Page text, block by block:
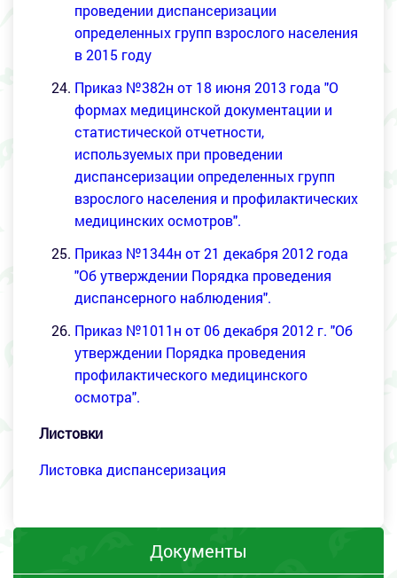
проведении диспансеризации
определенных групп взрослого населения
в 2015 году
Приказ №382н от 18 июня 2013 года "О
формах медицинской документации и
статистической отчетности,
используемых при проведении
диспансеризации определенных групп
взрослого населения и профилактических
медицинских осмотров".
Приказ №1344н от 21 декабря 2012 года
"Об утверждении Порядка проведения
диспансерного наблюдения".
Приказ №1011н от 06 декабря 2012 г. "Об
утверждении Порядка проведения
профилактического медицинского
осмотра".
Листовки
Листовка диспансеризация
Документы